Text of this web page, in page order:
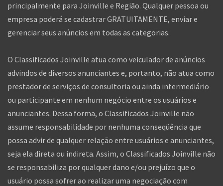
principalmente para Joinville e Região. Qualquer pessoa ou
empresa poderá se cadastrar GRATUITAMENTE, enviar e
gerenciar seus anúncios em todas as categorias.
O Classificados Joinville atua como veiculador de anúncios
advindos de diversos anunciantes e, portanto, não atua como
prestador de serviços de consultoria ou ainda intermediário
ou participante em nenhum negócio entre os usuários e
anunciantes. Dessa forma, o Classificados Joinville não
assume responsabilidade por nenhuma conseqüência que
possa advir de qualquer relação entre usuários e anunciantes,
seja ela direta ou indireta. Assim, o Classificados Joinville não
se responsabiliza por qualquer dano e/ou prejuízo que o
usuário possa sofrer ao realizar uma negociação com